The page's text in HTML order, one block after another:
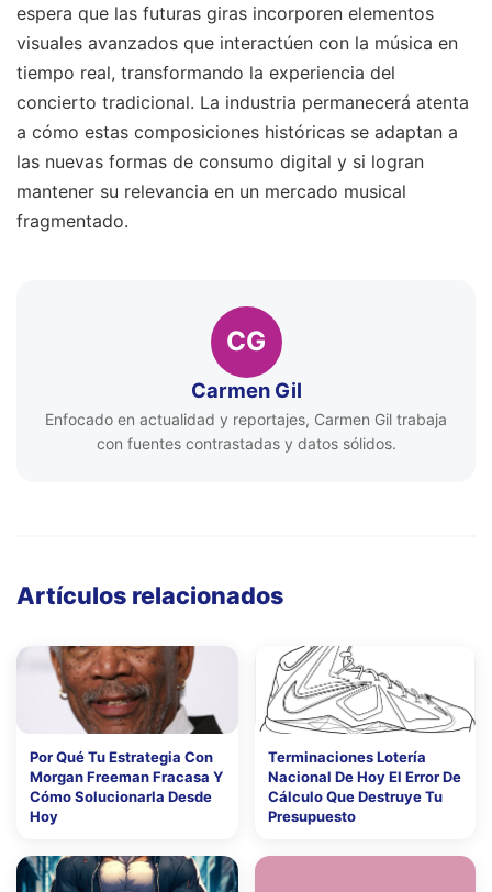
espera que las futuras giras incorporen elementos
visuales avanzados que interactúen con la música en
tiempo real, transformando la experiencia del
concierto tradicional. La industria permanecerá atenta
a cómo estas composiciones históricas se adaptan a
las nuevas formas de consumo digital y si logran
mantener su relevancia en un mercado musical
fragmentado.
CG
Carmen Gil
Enfocado en actualidad y reportajes, Carmen Gil trabaja
con fuentes contrastadas y datos sólidos.
Artículos relacionados
Por Qué Tu Estrategia Con
Morgan Freeman Fracasa Y
Cómo Solucionarla Desde
Hoy
Terminaciones Lotería
Nacional De Hoy El Error De
Cálculo Que Destruye Tu
Presupuesto